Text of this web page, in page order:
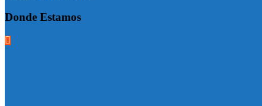
Donde Estamos